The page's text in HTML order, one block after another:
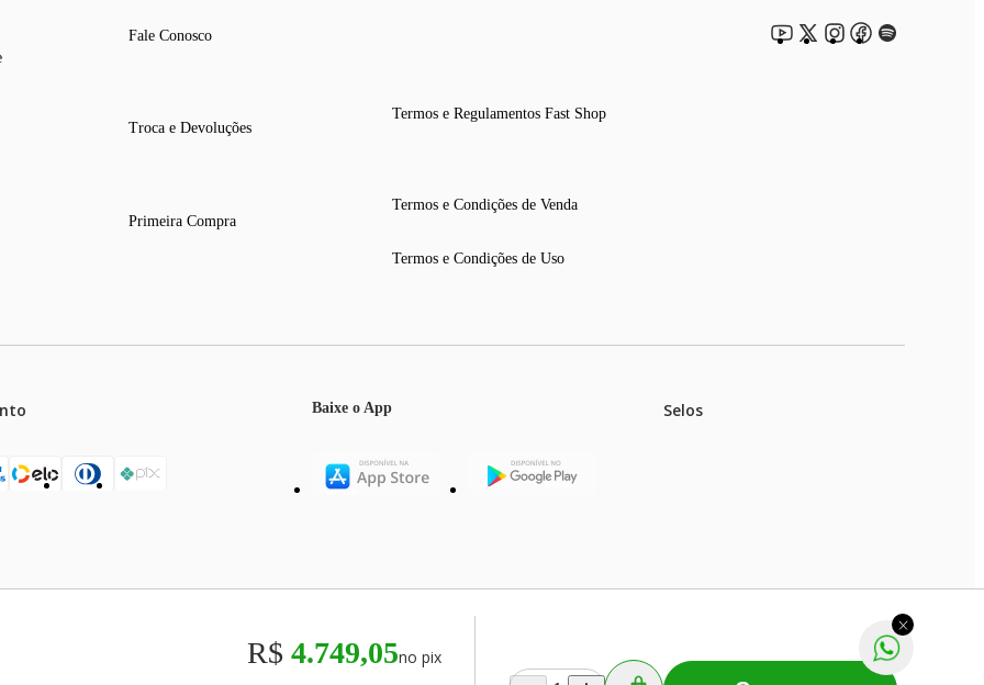
R$ 4.749,05no pix
Fale Conosco
Troca e Devoluções
Primeira Compra
Termos e Regulamentos Fast Shop
Termos e Condições de Venda
Termos e Condições de Uso
Baixe o App Selos
válidos exclusivamente para compras efetuadas no site, podendo diferir na rede de lojas físicas.
os preços e condições comerciais estão sujeitos a alteração sem aviso prévio. Fast Shop S. A. CNPJ: 43.708.379/0001-